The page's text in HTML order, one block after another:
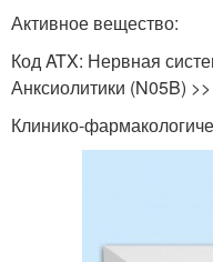
Активное вещество:
Код ATX: Нервная
Анксиолитики (N05B) >>
Клинико-